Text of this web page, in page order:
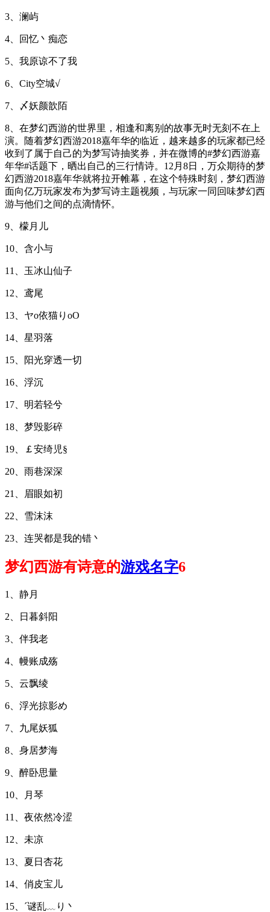
3、澜屿
4、回忆丶痴恋
5、我原谅不了我
6、City空城√
7、〆妖颜歆陌
8、在梦幻西游的世界里，相逢和离别的故事无时无刻不在上
演。随着梦幻西游2018嘉年华的临近，越来越多的玩家都已经
收到了属于自己的为梦写诗抽奖券，并在微博的#梦幻西游嘉
年华#话题下，晒出自己的三行情诗。12月8日，万众期待的梦
幻西游2018嘉年华就将拉开帷幕，在这个特殊时刻，梦幻西游
面向亿万玩家发布为梦写诗主题视频，与玩家一同回味梦幻西
游与他们之间的点滴情怀。
9、檬月儿
10、含小与
11、玉冰山仙子
12、鸢尾
13、ヤo依猫りοΟ
14、星羽落
15、阳光穿透一切
16、浮沉
17、明若轻兮
18、梦毁影碎
19、￡安绮児§
20、雨巷深深
21、眉眼如初
22、雪沫沫
23、连哭都是我的错丶
梦幻西游有诗意的游戏名字6
1、静月
2、日暮斜阳
3、伴我老
4、幔账成殇
5、云飘绫
6、浮光掠影め
7、九尾妖狐
8、身居梦海
9、醉卧思量
10、月琴
11、夜依然冷涩
12、未凉
13、夏日杏花
14、俏皮宝儿
15、ˊ谜乱﹏り丶